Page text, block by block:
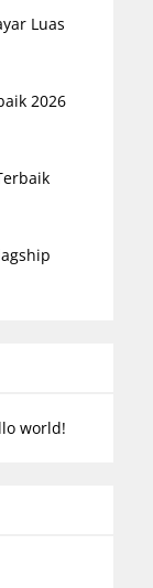
Luas
2026
world!